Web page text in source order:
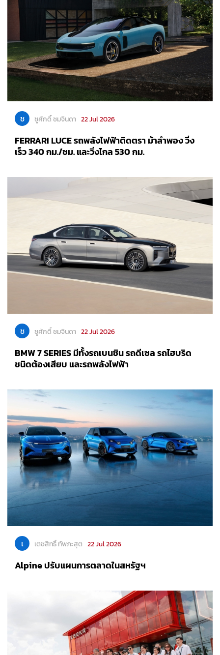
ช ชูศักดิ์ ชมจินดา 22 Jul 2026
FERRARI LUCE รถพลังไฟฟ้าติดตรา ม้าลำพอง วิ่ง
เร็ว 340 กม./ชม. และวิ่งไกล 530 กม.
ช ชูศักดิ์ ชมจินดา 22 Jul 2026
BMW 7 SERIES มีทั้งรถเบนซิน รถดีเซล รถไฮบริด
ชนิดต้องเสียบ และรถพลังไฟฟ้า
เ เตชสิทธิ์ ทัพภะสุต 22 Jul 2026
Alpine ปรับแผนการตลาดในสหรัฐฯ